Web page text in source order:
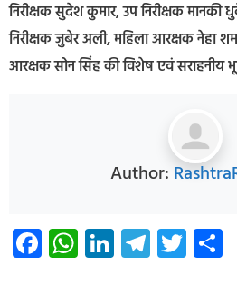
निरीक्षक सुदेश कुमार, उप निरीक्षक मानकी
निरीक्षक जुबेर अली, महिला आरक्षक नेहा
आरक्षक सोन सिंह की विशेष एवं सराहनीय
Author:
Facebook
WhatsApp
LinkedIn